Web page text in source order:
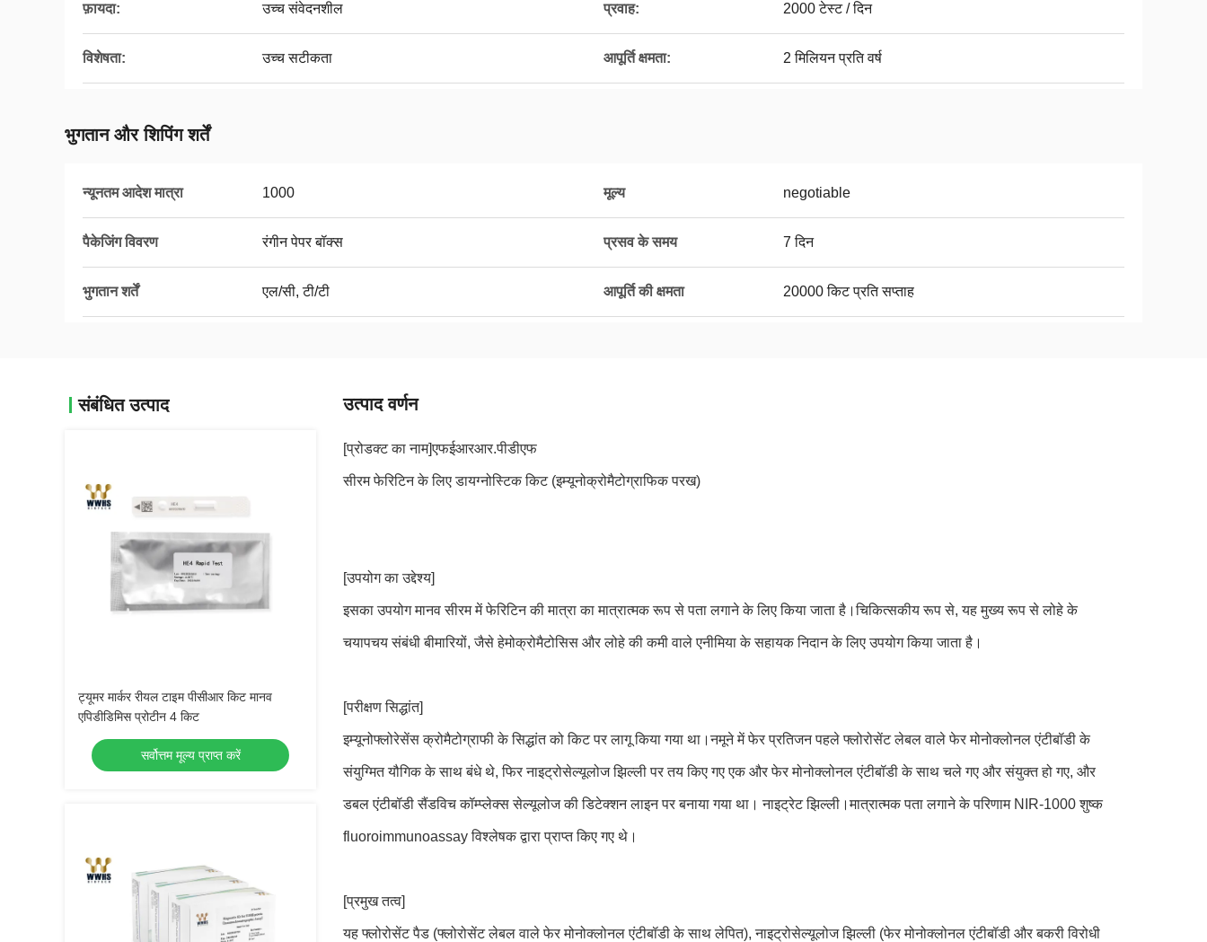
फ़ायदा: उच्च संवेदनशील प्रवाह: 2000 टेस्ट / दिन
विशेषता: उच्च सटीकता आपूर्ति क्षमता: 2 मिलियन प्रति वर्ष
भुगतान और शिपिंग शर्तें
न्यूनतम आदेश मात्रा 1000 मूल्य negotiable
पैकेजिंग विवरण रंगीन पेपर बॉक्स प्रसव के समय 7 दिन
भुगतान शर्तें एल/सी, टी/टी आपूर्ति की क्षमता 20000 किट प्रति सप्ताह
संबंधित उत्पाद
ट्यूमर मार्कर रीयल टाइम पीसीआर किट मानव
एपिडीडिमिस प्रोटीन 4 किट
सर्वोत्तम मूल्य प्राप्त करें
उत्पाद वर्णन
[प्रोडक्ट का नाम]एफईआरआर.पीडीएफ
सीरम फेरिटिन के लिए डायग्नोस्टिक किट (इम्यूनोक्रोमैटोग्राफिक परख)
[उपयोग का उद्देश्य]
इसका उपयोग मानव सीरम में फेरिटिन की मात्रा का मात्रात्मक रूप से पता लगाने के लिए किया जाता है।चिकित्सकीय रूप से, यह मुख्य रूप से लोहे के
चयापचय संबंधी बीमारियों, जैसे हेमोक्रोमैटोसिस और लोहे की कमी वाले एनीमिया के सहायक निदान के लिए उपयोग किया जाता है।
[परीक्षण सिद्धांत]
इम्यूनोफ्लोरेसेंस क्रोमैटोग्राफी के सिद्धांत को किट पर लागू किया गया था।नमूने में फेर प्रतिजन पहले फ्लोरोसेंट लेबल वाले फेर मोनोक्लोनल एंटीबॉडी के
संयुग्मित यौगिक के साथ बंधे थे, फिर नाइट्रोसेल्यूलोज झिल्ली पर तय किए गए एक और फेर मोनोक्लोनल एंटीबॉडी के साथ चले गए और संयुक्त हो गए, और
डबल एंटीबॉडी सैंडविच कॉम्प्लेक्स सेल्यूलोज की डिटेक्शन लाइन पर बनाया गया था। नाइट्रेट झिल्ली।मात्रात्मक पता लगाने के परिणाम NIR-1000 शुष्क
fluoroimmunoassay विश्लेषक द्वारा प्राप्त किए गए थे।
[प्रमुख तत्व]
यह फ्लोरोसेंट पैड (फ्लोरोसेंट लेबल वाले फेर मोनोक्लोनल एंटीबॉडी के साथ लेपित), नाइट्रोसेल्यूलोज झिल्ली (फेर मोनोक्लोनल एंटीबॉडी और बकरी विरोधी